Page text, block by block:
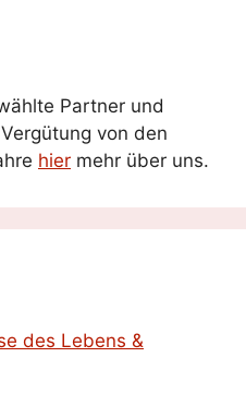
Partner und
von den
hier mehr über uns.
des Lebens &